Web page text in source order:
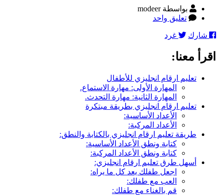
كاتب
المقالة
بواسطة modeer
تعليق واحد
ارقام
انجليزي
للأطفال
شارك غرد
اقرأ معنا:
تعليم ارقام انجليزي للأطفال
المهارة الأولى: مهارة الاستماع.
المهارة الثانية: مهارة التحدث.
تعليم ارقام انجليزي بطريقة مبتكرة
الأعداد الأساسية:
الأعداد المركبة:
طريقة تعليم ارقام انجليزي بالكتابة والنطق:
كتابة ونطق الأعداد الأساسية:
كتابة ونطق الأعداد المركبة:
أسهل طرق تعليم ارقام انجليزي:
اجعل طفلك يعد كل ما يراه:
العب مع طفلك:
قم بالغناء مع طفلك: